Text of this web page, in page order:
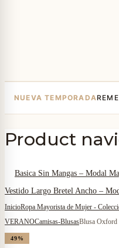
NUEVA TEMPORADA
Product
Basica Sin Mangas – Modal
Vestido Largo Bretel Ancho –
InicioRopa Mayorista de Mujer -
VERANOCamisas-BlusasBlusa
49%